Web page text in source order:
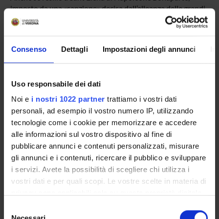
Consenso Dettagli Impostazioni degli annunci
Uso responsabile dei dati
Noi e i nostri 1022 partner trattiamo i vostri dati
personali, ad esempio il vostro numero IP, utilizzando
tecnologie come i cookie per memorizzare e accedere
alle informazioni sul vostro dispositivo al fine di
pubblicare annunci e contenuti personalizzati, misurare
gli annunci e i contenuti, ricercare il pubblico e sviluppare
i servizi. Avete la possibilità di scegliere chi utilizza i
vostri dati e per quali scopi. Le vostre scelte in materia di
modificare o revocare il proprio consenso in qualsiasi
imposto da una «sanzione» decisa dall’alleanza delle grandi
potenze europee, può essere considerato un precoce
esempio di modello giudiziario internazionale , la giustizia
posta in stato d’accusa dei governanti da parte di una
comunità internazionale non ancora ipostatizzata, ma dalla
pacifica delle controversie tra Stati attraverso l’intervento
di una parte terza.
SPONSORS:
Funds:assigned and managed by the department
Funds:assigned and managed by the department